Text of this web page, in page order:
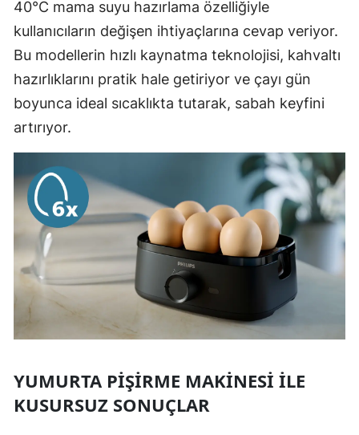
40°C mama suyu hazırlama özelliğiyle
kullanıcıların değişen ihtiyaçlarına cevap veriyor.
Bu modellerin hızlı kaynatma teknolojisi, kahvaltı
hazırlıklarını pratik hale getiriyor ve çayı gün
boyunca ideal sıcaklıkta tutarak, sabah keyfini
artırıyor.
YUMURTA PIŞIRME MAKINESI ILE
KUSURSUZ SONUÇLAR